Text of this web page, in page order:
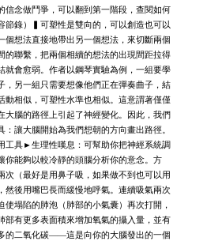
信念做鬥爭，可以翻到第一階段，查閱如何
節錄）▍可塑性是雙向的，可以創造也可以
個想法直接地帶出另一個想法，來切斷兩個
的聯繫，把兩個相續的想法的出現間距拉得
就會愈弱。作者以鋼琴實驗為例，一組要學
，另一組只需要想像他們正在彈奏曲子，結
動相似，可塑性水準也相似。這意謂著僅僅
大腦的路徑上引起了神經變化。因此，我們
：讓大腦開始為我們想朝的方向畫出路徑。
工具►生理性嘆息：可幫助你把神經系統調
你能夠以較冷靜的頭腦分析你的意念。方
次（最好是用鼻子吸，如果做不到也可以用
然後用嘴巴長而緩慢地呼氣。連續吸氣兩次
使塌陷的肺泡（肺部的小氣囊）再次打開，
部有更多表面積來增加氧氣的攝入量，並有
的二氧化碳——這是向你的大腦發出的一個